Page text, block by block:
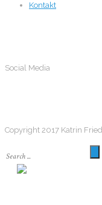
Kontakt
Social Media
Copyright 2017 Katrin Friedl